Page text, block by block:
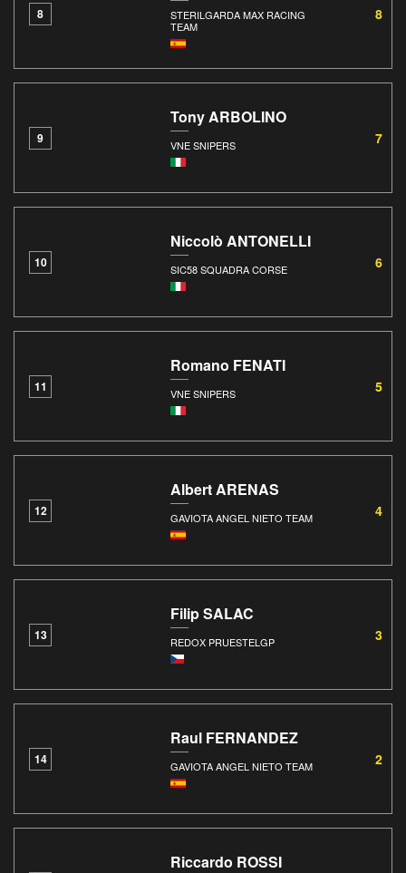
8
STERILGARDA MAX RACING
TEAM
8
9
Tony ARBOLINO
VNE SNIPERS 7
10
Niccolò ANTONELLI
SIC58 SQUADRA CORSE 6
11
Romano FENATI
VNE SNIPERS 5
12
Albert ARENAS
GAVIOTA ANGEL NIETO TEAM 4
13
Filip SALAC
REDOX PRUESTELGP 3
14
Raul FERNANDEZ
GAVIOTA ANGEL NIETO TEAM 2
Riccardo ROSSI